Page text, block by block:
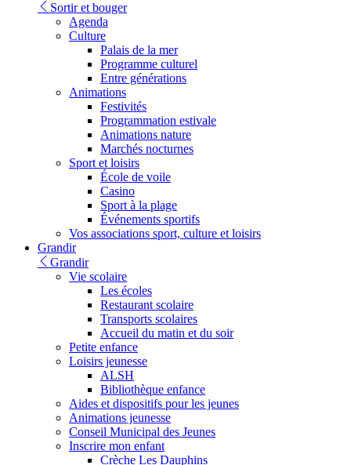
Sortir et bouger
Agenda
Culture
Palais de la mer
Programme culturel
Entre générations
Animations
Festivités
Programmation estivale
Animations nature
Marchés nocturnes
Sport et loisirs
École de voile
Casino
Sport à la plage
Événements sportifs
Vos associations sport, culture et loisirs
Grandir
Grandir
Vie scolaire
Les écoles
Restaurant scolaire
Transports scolaires
Accueil du matin et du soir
Petite enfance
Loisirs jeunesse
ALSH
Bibliothèque enfance
Aides et dispositifs pour les jeunes
Animations jeunesse
Conseil Municipal des Jeunes
Inscrire mon enfant
Crèche Les Dauphins